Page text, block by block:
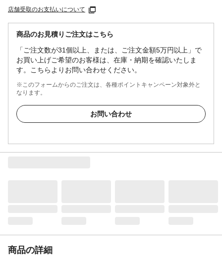
店舗受取のお支払いについて
商品のお見積りご注文はこちら
「ご注文数が31個以上、または、ご注文金額5万円以上」で
お買い上げご希望のお客様は、在庫・納期を確認いたしま
す。こちらよりお問い合わせください。
※このフォームからのご注文は、各種ポイントキャンペーン対象外と
なります。
お問い合わせ
商品の詳細